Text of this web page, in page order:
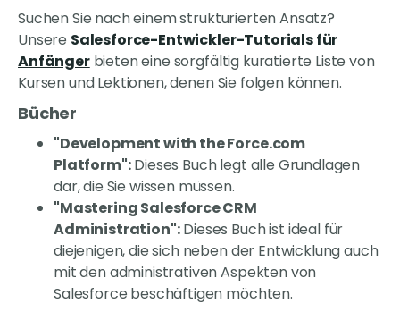
Suchen Sie nach einem strukturierten Ansatz?
Unsere Salesforce-Entwickler-Tutorials für
Anfängerbieten eine sorgfältig kuratierte Liste von
Kursen und Lektionen, denen Sie folgen können.
Bücher
"Development with the Force.com
Platform":Dieses Buch legt alle Grundlagen
dar, die Sie wissen müssen.
"Mastering Salesforce CRM
Administration":Dieses Buch ist ideal für
diejenigen, die sich neben der Entwicklung auch
mit den administrativen Aspekten von
Salesforce beschäftigen möchten.